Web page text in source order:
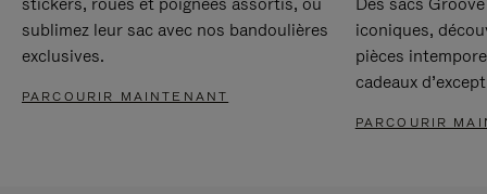
sublimez leur sac avec nos bandoulières
exclusives.
PARCOURIR MAINTENANT
iconiques,
pièces
cadeaux
PARCOURIR